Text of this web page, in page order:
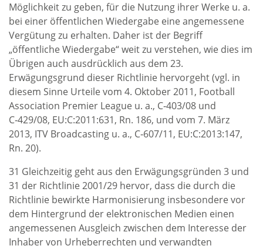
Möglichkeit zu geben, für die Nutzung ihrer Werke u. a.
bei einer öffentlichen Wiedergabe eine angemessene
Vergütung zu erhalten. Daher ist der Begriff
„öffentliche Wiedergabe“ weit zu verstehen, wie dies im
Übrigen auch ausdrücklich aus dem 23.
Erwägungsgrund dieser Richtlinie hervorgeht (vgl. in
diesem Sinne Urteile vom 4. Oktober 2011, Football
Association Premier League u. a., C‑403/08 und
C‑429/08, EU:C:2011:631, Rn. 186, und vom 7. März
2013, ITV Broadcasting u. a., C‑607/11, EU:C:2013:147,
Rn. 20).
31 Gleichzeitig geht aus den Erwägungsgründen 3 und
31 der Richtlinie 2001/29 hervor, dass die durch die
Richtlinie bewirkte Harmonisierung insbesondere vor
dem Hintergrund der elektronischen Medien einen
angemessenen Ausgleich zwischen dem Interesse der
Inhaber von Urheberrechten und verwandten